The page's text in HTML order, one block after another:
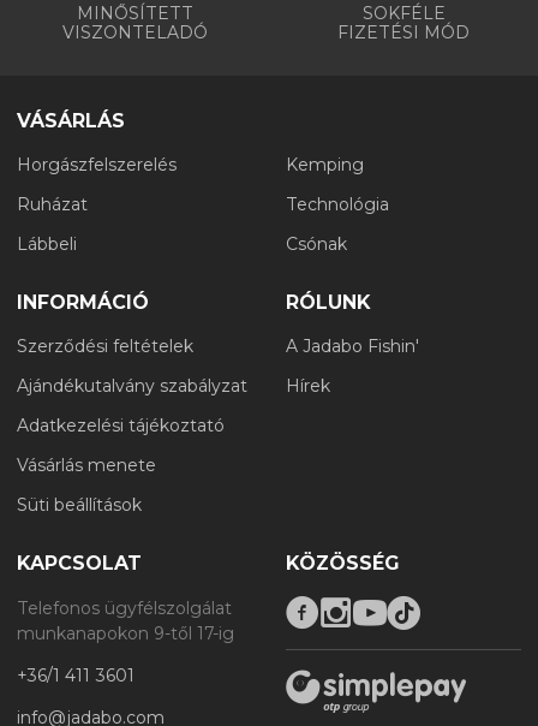
MINŐSÍTETT
VISZONTELADÓ
SOKFÉLE
FIZETÉSI MÓD
VÁSÁRLÁS
Horgászfelszerelés
Ruházat
Lábbeli
Kemping
Technológia
Csónak
INFORMÁCIÓ
Szerződési feltételek
Ajándékutalvány szabályzat
Adatkezelési tájékoztató
Vásárlás menete
Süti beállítások
RÓLUNK
A Jadabo Fishin'
Hírek
KAPCSOLAT
Telefonos ügyfélszolgálat
munkanapokon 9-től 17-ig
+36/1 411 3601
info@jadabo.com
KÖZÖSSÉG